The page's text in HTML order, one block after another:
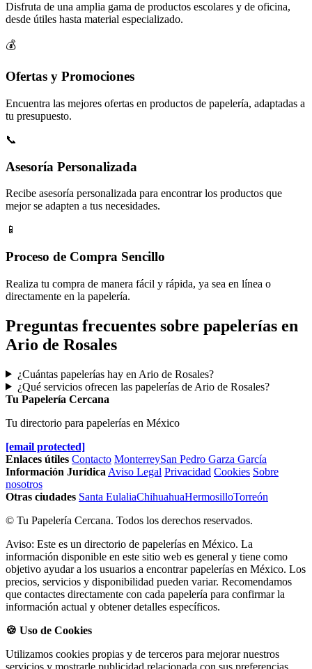
Disfruta de una amplia gama de productos escolares y de oficina,
desde útiles hasta material especializado.
💰
Ofertas y Promociones
Encuentra las mejores ofertas en productos de papelería, adaptadas a
tu presupuesto.
📞
Asesoría Personalizada
Recibe asesoría personalizada para encontrar los productos que
mejor se adapten a tus necesidades.
📱
Proceso de Compra Sencillo
Realiza tu compra de manera fácil y rápida, ya sea en línea o
directamente en la papelería.
Preguntas frecuentes sobre papelerías en
Ario de Rosales
¿Cuántas papelerías hay en Ario de Rosales?
¿Qué servicios ofrecen las papelerías de Ario de Rosales?
Tu Papelería Cercana
Tu directorio para papelerías en México
[email protected]
Enlaces útiles Contacto MonterreySan Pedro Garza García
Información Jurídica Aviso Legal Privacidad Cookies Sobre
nosotros
Otras ciudades Santa EulaliaChihuahuaHermosilloTorreón
© Tu Papelería Cercana. Todos los derechos reservados.
Aviso: Este es un directorio de papelerías en México. La
información disponible en este sitio web es general y tiene como
objetivo ayudar a los usuarios a encontrar papelerías en México. Los
precios, servicios y disponibilidad pueden variar. Recomendamos
que contactes directamente con cada papelería para confirmar la
información actual y obtener detalles específicos.
🍪 Uso de Cookies
Utilizamos cookies propias y de terceros para mejorar nuestros
servicios y mostrarle publicidad relacionada con sus preferencias